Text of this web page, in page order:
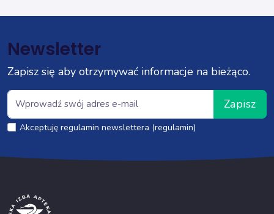
Newsletter
Zapisz się aby otrzymywać informacje na bieżąco.
Zapisz
Akceptuję regulamin newslettera (regulamin)